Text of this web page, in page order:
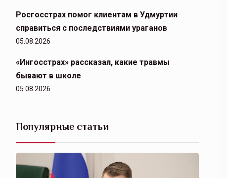
Росгосстрах помог клиентам в Удмуртии
справиться с последствиями ураганов
05.08.2026
«Ингосстрах» рассказал, какие травмы
бывают в школе
05.08.2026
Популярные статьи